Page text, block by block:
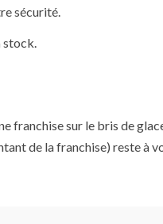
sécurité.
stock.
franchise sur le bris de
de la franchise) reste à